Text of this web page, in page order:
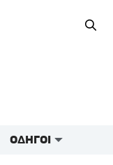
ΟΔΗΓΟΙ